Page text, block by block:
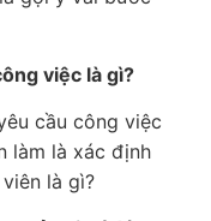
những tiêu
chuẩn:
việc là gì?
cầu công